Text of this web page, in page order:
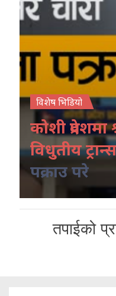
विशेष भिडियो
कोशी
विधुतीय
पक्राउ परे
तपाईको